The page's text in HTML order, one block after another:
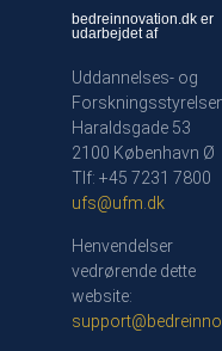
bedreinnovation.dk er
udarbejdet af
Uddannelses- og
Haraldsgade 53
2100 København Ø
Tlf: +45 7231 7800
ufs@ufm.dk
Henvendelser
vedrørende dette
website: